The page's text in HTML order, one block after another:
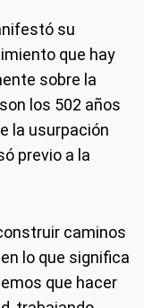
su
que hay
sobre la
los 502 años
la usurpación
previo a la
caminos
lo que significa
que hacer